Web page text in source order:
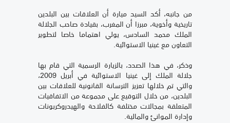
من جانبه، أكد السيد ميارة أن العلاقات بين البلدين
تاريخية وأخوية، مبرزا أن المغرب، بقيادة صاحب الجلالة
الملك محمد السادس، يولي اهتماما خاصا لتطوير
التعاون مع غينيا الاستوائية.
وذكر، في هذا الصدد، بالزيارة الرسمية التي قام بها
جلالة الملك إلى غينيا الاستوائية في أبريل 2009،
والتي تم خلالها تعزيز الترسانة القانونية للعلاقات بين
البلدين، من خلال التوقيع على مجموعة من الاتفاقيات
المتعلقة بمجالات مختلفة كالفلاحة والهيدروكربونات
وإدارة الموانئ والمالية.